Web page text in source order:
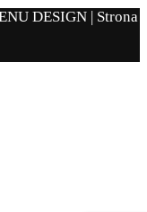
DESIGN | Strona